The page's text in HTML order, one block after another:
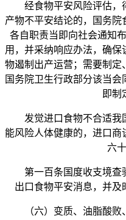
经食物平安风险评估，
产物不平安结论的，国务
各自职责当即向社会通知
用，并采纳响应办法，确
物遏制出产运营；需要制定
国务院卫生行政部分该当
即制
发觉进口食物不合适我
能风险人体健康的，进口
六
第一百条国度收支境查
出口食物平安消息，并及
（六）变质、油脂酸败